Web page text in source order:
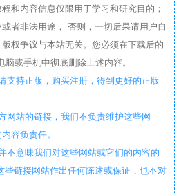
和内容信息仅限用于学习和研究目的；
者非法用途， 否则，一切后果请用户自
权争议与本站无关。您必须在下载后的
或手机中彻底删除上述内容。
支持正版，购买注册，得到更好的正版
网站的链接，我们不负责维护这些网
容负责任。
不意味我们对这些网站或它们的内容的
些链接网站作出任何陈述或保证，也不对